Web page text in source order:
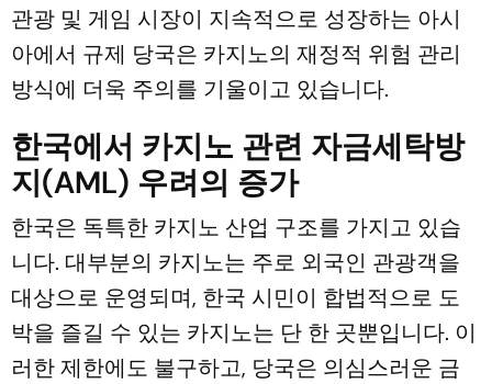
관광 및 게임 시장이 지속적으로 성장하는 아시
아에서 규제 당국은 카지노의 재정적 위험 관리
방식에 더욱 주의를 기울이고 있습니다.
한국에서 카지노 관련 자금세탁방
지(AML) 우려의 증가
한국은 독특한 카지노 산업 구조를 가지고 있습
니다. 대부분의 카지노는 주로 외국인 관광객을
대상으로 운영되며, 한국 시민이 합법적으로 도
박을 즐길 수 있는 카지노는 단 한 곳뿐입니다. 이
러한 제한에도 불구하고, 당국은 의심스러운 금